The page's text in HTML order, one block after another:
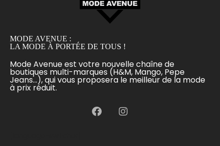
MODE AVENUE :
LA MODE À PORTÉE DE TOUS !
Mode Avenue est votre nouvelle chaîne de
boutiques multi-marques (H&M, Mango, Pepe
Jeans...), qui vous proposera le meilleur de la mode
à prix réduit.